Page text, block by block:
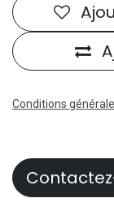
Conditions